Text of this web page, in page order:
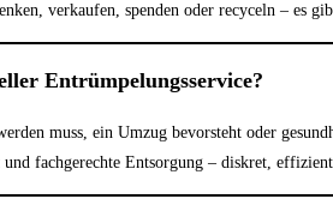
verkaufen, spenden oder recyceln – es
Entrümpelungsservice?
muss, ein Umzug bevorsteht oder
fachgerechte Entsorgung – diskret,